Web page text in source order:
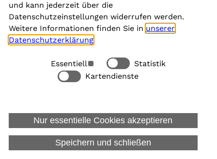
und kann jederzeit über die
Datenschutzeinstellungen widerrufen werden.
Weitere Informationen finden Sie in unserer
Datenschutzerklärung
Essentiell
Statistik
Kartendienste
Nur essentielle Cookies akzeptieren
Speichern und schließen